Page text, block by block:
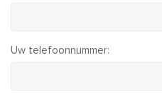
Uw telefoonnummer: